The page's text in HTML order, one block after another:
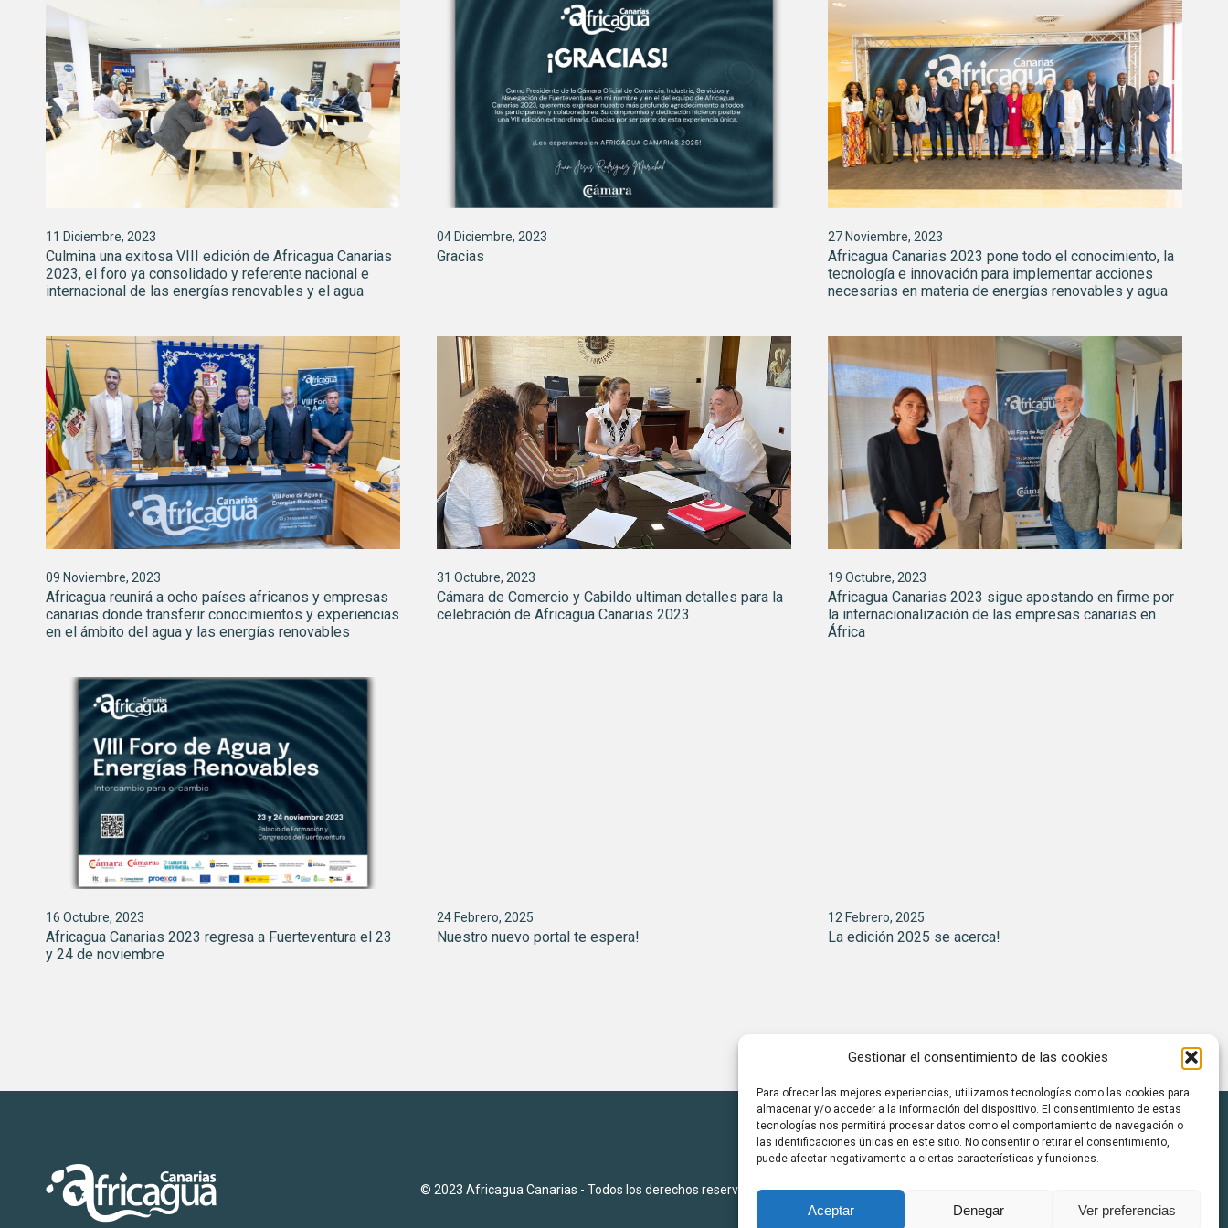
Gestionar el consentimiento de las cookies
Para ofrecer las mejores experiencias, utilizamos tecnologías como las cookies para
almacenar y/o acceder a la información del dispositivo. El consentimiento de estas
tecnologías nos permitirá procesar datos como el comportamiento de navegación o
las identificaciones únicas en este sitio. No consentir o retirar el consentimiento,
puede afectar negativamente a ciertas características y funciones.
Aceptar Denegar Ver preferencias
11 Diciembre, 2023
Culmina una exitosa VIII edición de Africagua Canarias
2023, el foro ya consolidado y referente nacional e
internacional de las energías renovables y el agua
04 Diciembre, 2023
Gracias
27 Noviembre, 2023
Africagua Canarias 2023 pone todo el conocimiento, la
tecnología e innovación para implementar acciones
necesarias en materia de energías renovables y agua
09 Noviembre, 2023
Africagua reunirá a ocho países africanos y empresas
canarias donde transferir conocimientos y experiencias
en el ámbito del agua y las energías renovables
31 Octubre, 2023
Cámara de Comercio y Cabildo ultiman detalles para la
celebración de Africagua Canarias 2023
19 Octubre, 2023
Africagua Canarias 2023 sigue apostando en firme por
la internacionalización de las empresas canarias en
África
16 Octubre, 2023
Africagua Canarias 2023 regresa a Fuerteventura el 23
y 24 de noviembre
24 Febrero, 2025
Nuestro nuevo portal te espera!
12 Febrero, 2025
La edición 2025 se acerca!
© 2023 Africagua Canarias - Todos los derechos reservados.